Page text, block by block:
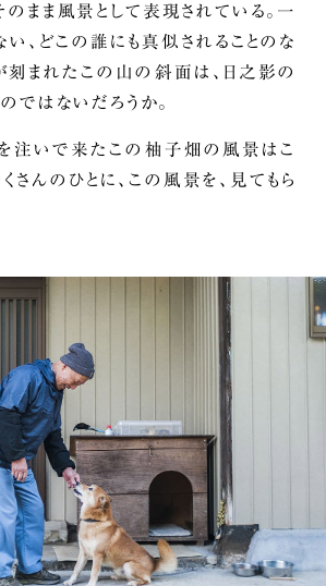
のまま風景として表現されている。一
、どこの誰にも真似されることのな
刻まれたこの山の斜面は、日之影の
ではないだろうか。
注いで来たこの柚子畑の風景はこ
さんのひとに、この風景を、見てもら